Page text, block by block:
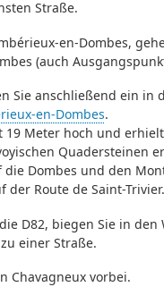
Straße.
en-Dombes,
(auch
Sie anschließend ein
en-Dombes.
Meter hoch und
Quadersteinen
Dombes und den
der Route de Saint-Trivier.
D82, biegen Sie in
einer Straße.
Chavagneux vorbei.